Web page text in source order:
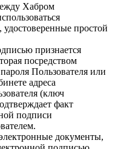
Хабром
простой
признается
посредством
Пользователя или
адреса
(ключ
факт
подписи
документы,